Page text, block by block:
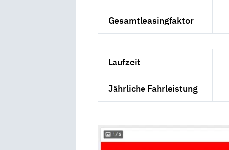
Gesamtleasingfaktor
Laufzeit
Jährliche Fahrleistung